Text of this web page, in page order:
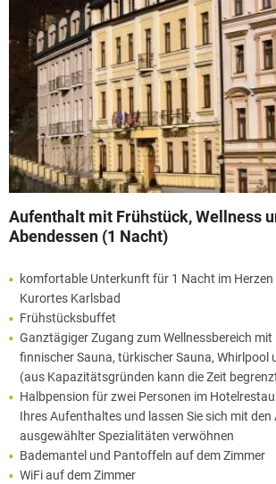
Aufenthalt mit Frühstück, Wellness
Abendessen (1 Nacht)
komfortable Unterkunft für 1 Nacht im Herzen
Kurortes Karlsbad
Frühstücksbuffet
Ganztägiger Zugang zum Wellnessbereich
finnischer Sauna, türkischer Sauna, Whirlpool
(aus Kapazitätsgründen kann die Zeit
Halbpension für zwei Personen im
Ihres Aufenthaltes und lassen Sie sich mit den
ausgewählter Spezialitäten verwöhnen
Bademantel und Pantoffeln auf dem Zimmer
WiFi auf dem Zimmer